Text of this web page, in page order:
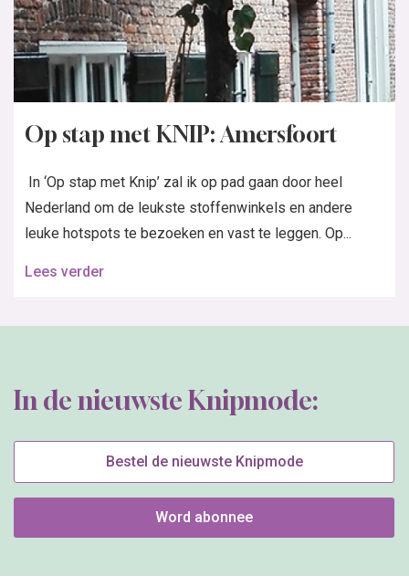
Op stap met KNIP: Amersfoort
In ‘Op stap met Knip’ zal ik op pad gaan door heel
Nederland om de leukste stoffenwinkels en andere
leuke hotspots te bezoeken en vast te leggen. Op...
Lees verder
In de nieuwste Knipmode:
Bestel de nieuwste Knipmode
Word abonnee